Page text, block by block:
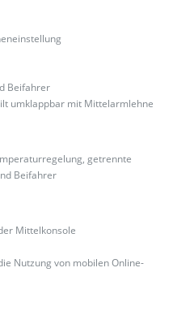
Beifahrer
umklappbar mit Mittelarmlehne
getrennte
Beifahrer
Mittelkonsole
Nutzung von mobilen Online-